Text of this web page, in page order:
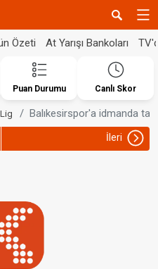
Özeti At Yarışı Bankoları
Puan Durumu Canlı Skor
Balıkesirspor'a idmanda
İleri